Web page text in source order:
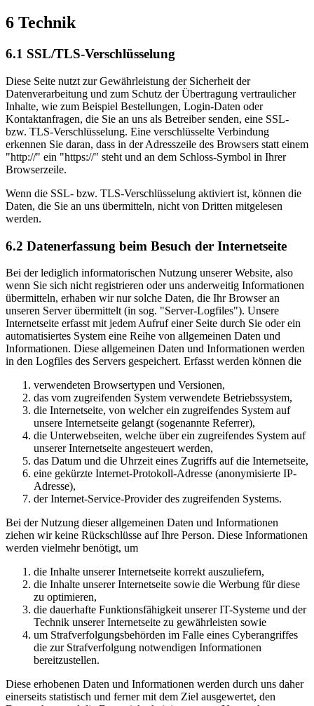
6 Technik
6.1 SSL/TLS-Verschlüsselung
Diese Seite nutzt zur Gewährleistung der Sicherheit der
Datenverarbeitung und zum Schutz der Übertragung vertraulicher
Inhalte, wie zum Beispiel Bestellungen, Login-Daten oder
Kontaktanfragen, die Sie an uns als Betreiber senden, eine SSL-
bzw. TLS-Verschlüsselung. Eine verschlüsselte Verbindung
erkennen Sie daran, dass in der Adresszeile des Browsers statt einem
"http://" ein "https://" steht und an dem Schloss-Symbol in Ihrer
Browserzeile.
Wenn die SSL- bzw. TLS-Verschlüsselung aktiviert ist, können die
Daten, die Sie an uns übermitteln, nicht von Dritten mitgelesen
werden.
6.2 Datenerfassung beim Besuch der Internetseite
Bei der lediglich informatorischen Nutzung unserer Website, also
wenn Sie sich nicht registrieren oder uns anderweitig Informationen
übermitteln, erhaben wir nur solche Daten, die Ihr Browser an
unseren Server übermittelt (in sog. "Server-Logfiles"). Unsere
Internetseite erfasst mit jedem Aufruf einer Seite durch Sie oder ein
automatisiertes System eine Reihe von allgemeinen Daten und
Informationen. Diese allgemeinen Daten und Informationen werden
in den Logfiles des Servers gespeichert. Erfasst werden können die
verwendeten Browsertypen und Versionen,
das vom zugreifenden System verwendete Betriebssystem,
die Internetseite, von welcher ein zugreifendes System auf
unsere Internetseite gelangt (sogenannte Referrer),
die Unterwebseiten, welche über ein zugreifendes System auf
unserer Internetseite angesteuert werden,
das Datum und die Uhrzeit eines Zugriffs auf die Internetseite,
eine gekürzte Internet-Protokoll-Adresse (anonymisierte IP-
Adresse),
der Internet-Service-Provider des zugreifenden Systems.
Bei der Nutzung dieser allgemeinen Daten und Informationen
ziehen wir keine Rückschlüsse auf Ihre Person. Diese Informationen
werden vielmehr benötigt, um
die Inhalte unserer Internetseite korrekt auszuliefern,
die Inhalte unserer Internetseite sowie die Werbung für diese
zu optimieren,
die dauerhafte Funktionsfähigkeit unserer IT-Systeme und der
Technik unserer Internetseite zu gewährleisten sowie
um Strafverfolgungsbehörden im Falle eines Cyberangriffes
die zur Strafverfolgung notwendigen Informationen
bereitzustellen.
Diese erhobenen Daten und Informationen werden durch uns daher
einerseits statistisch und ferner mit dem Ziel ausgewertet, den